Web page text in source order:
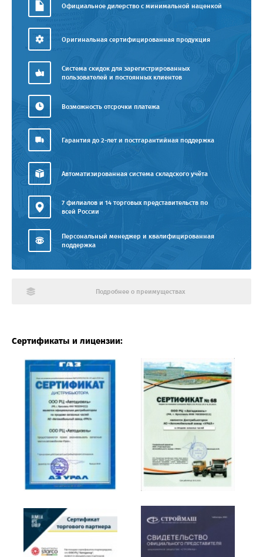
Официальное дилерство с минимальной наценкой
Оригинальная сертифицированная продукция
Система скидок для зарегистрированных
пользователей и постоянных клиентов
Возможность отсрочки платежа
Гарантия до 2-лет и постгарантийная поддержка
Автоматизированная система складского учёта
7 филиалов и 14 торговых представительств по
всей России
Персональный менеджер и квалифицированная
поддержка
Подробнее о преимуществах
Сертификаты и лицензии: